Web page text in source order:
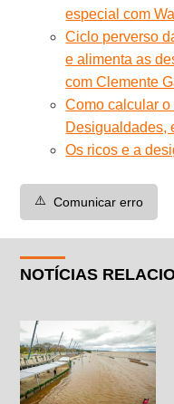
especial com
Ciclo perverso
e alimenta as
com Clemente
Como calcular
Desigualdades,
Os ricos e a
⚠️ Comunicar erro
NOTÍCIAS